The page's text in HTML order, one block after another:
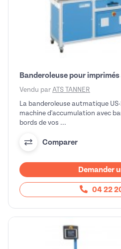
Banderoleuse pour
Vendu par ATS TANNER
La banderoleuse autmatique
machine d'accumulation avec
bords de vos ...
Comparer
Demander
04 22